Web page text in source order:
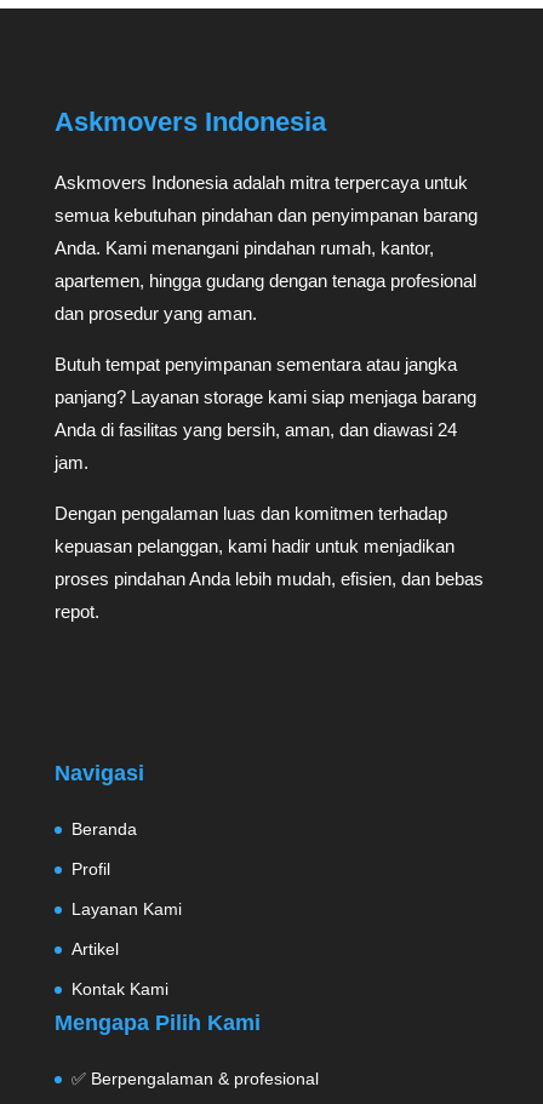
Askmovers Indonesia
Askmovers Indonesia adalah mitra terpercaya untuk
semua kebutuhan pindahan dan penyimpanan barang
Anda. Kami menangani pindahan rumah, kantor,
apartemen, hingga gudang dengan tenaga profesional
dan prosedur yang aman.
Butuh tempat penyimpanan sementara atau jangka
panjang? Layanan storage kami siap menjaga barang
Anda di fasilitas yang bersih, aman, dan diawasi 24
jam.
Dengan pengalaman luas dan komitmen terhadap
kepuasan pelanggan, kami hadir untuk menjadikan
proses pindahan Anda lebih mudah, efisien, dan bebas
repot.
Navigasi
Beranda
Profil
Layanan Kami
Artikel
Kontak Kami
Mengapa Pilih Kami
✅ Berpengalaman & profesional